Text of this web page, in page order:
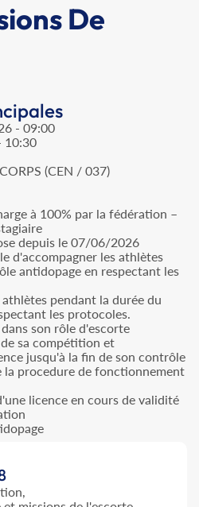
De
- 09:00
10:30
(CEN / 037)
à 100% par la fédération –
depuis le 07/06/2026
d'accompagner les athlètes
antidopage en respectant les
pendant la durée du
les protocoles.
son rôle d'escorte
sa compétition et
jusqu'à la fin de son contrôle
la procedure de fonctionnement
licence en cours de validité